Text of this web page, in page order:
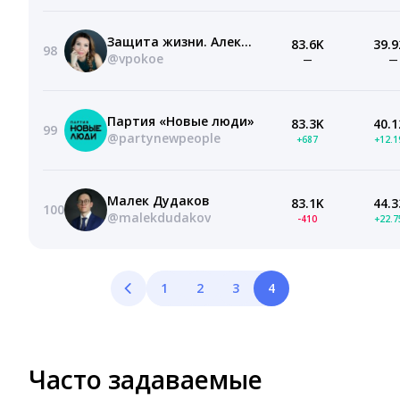
98
Защита жизни. Александра Машкова-Благих.
@vpokoe
83.6K
— —
99
Партия «Новые люди»
@partynewpeople
83.3K
+687
100
Малек Дудаков
@malekdudakov
83.1K
-410
1 2 3 4
Часто задаваемые